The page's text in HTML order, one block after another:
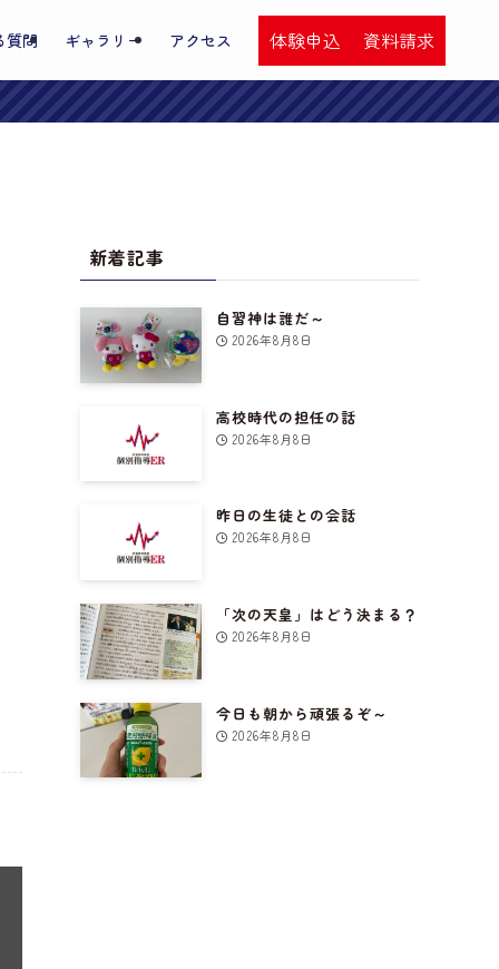
質問 ギャラリー アクセス 体験申込 資料請求
新着記事
自習神は誰だ～
2026年8月8日
高校時代の担任の話
2026年8月8日
昨日の生徒との会話
2026年8月8日
「次の天皇」はどう決まる？
2026年8月8日
今日も朝から頑張るぞ～
2026年8月8日